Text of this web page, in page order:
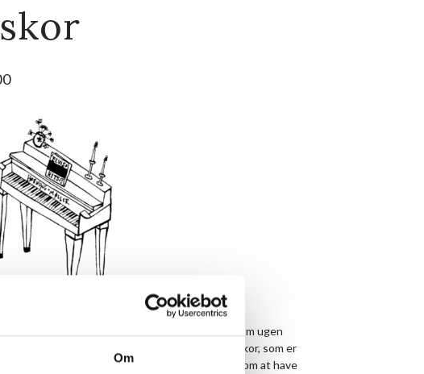
Om
det før? Eller vil du bare gerne mødes en gang om ugen
Så er Hornbækhus Fællesskabskor et begynderkor, som er
at ramme de høje toner perfekt – det handler om at have